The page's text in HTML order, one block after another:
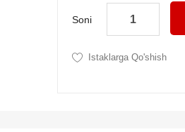
Soni
Istaklarga Qo'shish